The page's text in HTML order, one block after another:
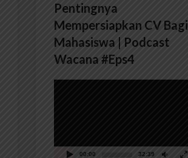
Pentingnya
Mempersiapkan CV Bagi
Mahasiswa | Podcast
Wacana #Eps4
00:00 32:39